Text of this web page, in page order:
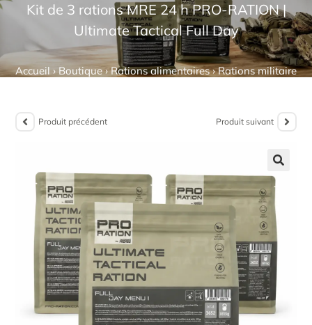
Kit de 3 rations MRE 24 h PRO-RATION |
Ultimate Tactical Full Day
Accueil ›Boutique›Rations alimentaires›Rations militaires
Produit précédent Produit suivant